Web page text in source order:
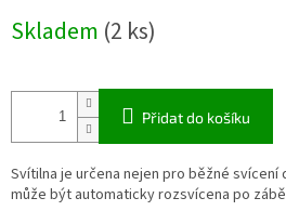
cena:
Skladem (2 ks)
Přidat do košíku
Svítilna je určena nejen pro běžné
může být automaticky rozsvícena po